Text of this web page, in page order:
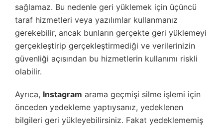
sağlamaz. Bu nedenle geri yüklemek için üçüncü
taraf hizmetleri veya yazılımlar kullanmanız
gerekebilir, ancak bunların gerçekte geri yüklemeyi
gerçekleştirip gerçekleştirmediği ve verilerinizin
güvenliği açısından bu hizmetlerin kullanımı riskli
olabilir.
Ayrıca, Instagram arama geçmişi silme işlemi için
önceden yedekleme yaptıysanız, yedeklenen
bilgileri geri yükleyebilirsiniz. Fakat yedeklememiş